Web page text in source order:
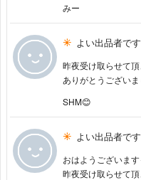
みー
よい出品者です
昨夜受け取らせて頂
ありがとうござい
SHM😊
よい出品者です
おはようございます
昨夜受け取らせて頂